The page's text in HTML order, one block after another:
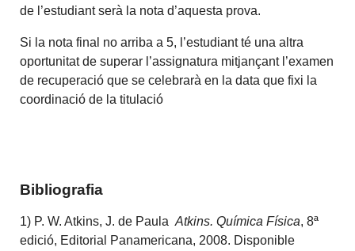
de l’estudiant serà la nota d’aquesta prova.
Si la nota final no arriba a 5, l’estudiant té una altra
oportunitat de superar l’assignatura mitjançant l’examen
de recuperació que se celebrarà en la data que fixi la
coordinació de la titulació
Bibliografia
1) P. W. Atkins, J. de PaulaAtkins. Química Física, 8ª
edició, Editorial Panamericana, 2008. Disponible